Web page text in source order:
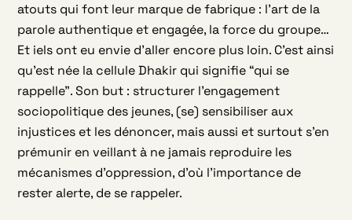
atouts qui font leur marque de fabrique : l’art de la
parole authentique et engagée, la force du groupe…
Et iels ont eu envie d’aller encore plus loin. C’est ainsi
qu’est née la cellule Dhakir qui signifie “qui se
rappelle”. Son but : structurer l’engagement
sociopolitique des jeunes, (se) sensibiliser aux
injustices et les dénoncer, mais aussi et surtout s’en
prémunir en veillant à ne jamais reproduire les
mécanismes d’oppression, d’où l’importance de
rester alerte, de se rappeler.